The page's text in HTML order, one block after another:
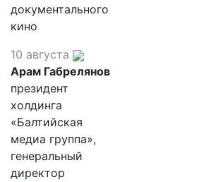
документального
кино
10 августа
Арам Габрелянов
президент
холдинга
«Балтийская
медиа группа»,
генеральный
директор